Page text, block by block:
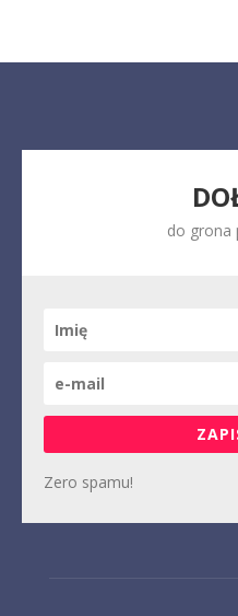
do grona
Zero spamu!